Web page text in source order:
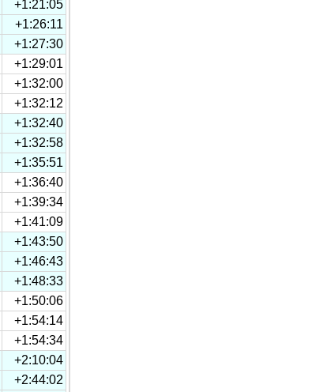
+1:21:05
+1:26:11
+1:27:30
+1:29:01
+1:32:00
+1:32:12
+1:32:40
+1:32:58
+1:35:51
+1:36:40
+1:39:34
+1:41:09
+1:43:50
+1:46:43
+1:48:33
+1:50:06
+1:54:14
+1:54:34
+2:10:04
+2:44:02